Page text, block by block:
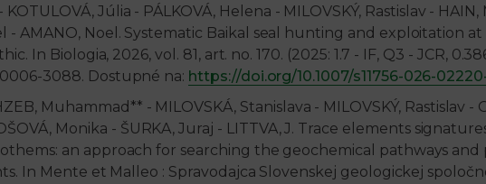
KOTULOVÁ, Júlia - PÁLKOVÁ, Helena - MILOVSKÝ, Rastislav - HAIN,
- AMANO, Noel. Systematic Baikal seal hunting and exploitation at
In Biologia, 2026, vol. 81, art. no. 170. (2025: 1.7 - IF, Q3 - JCR,
0006-3088. Dostupné na: https://doi.org/10.1007/s11756-026-
Muhammad** - MILOVSKÁ, Stanislava - MILOVSKÝ, Rastislav -
Monika - ŠURKA, Juraj - LITTVA, J. Trace elements
an approach for searching the geochemical pathways and
In Mente et Malleo : Spravodajca Slovenskej geologickej